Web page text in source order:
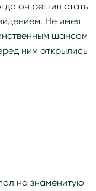
он решил стать
Не имея
шансом
ним открылись
на знаменитую